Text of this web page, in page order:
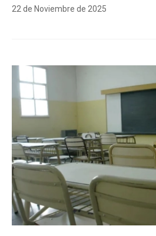
22 de Noviembre de 2025